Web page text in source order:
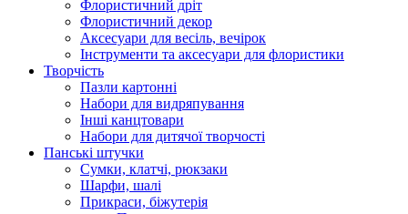
Флористичний дріт
Флористичний декор
Аксесуари для весіль, вечірок
Інструменти та аксесуари для флористики
Творчість
Пазли картонні
Набори для видряпування
Інші канцтовари
Набори для дитячої творчості
Панські штучки
Сумки, клатчі, рюкзаки
Шарфи, шалі
Прикраси, біжутерія